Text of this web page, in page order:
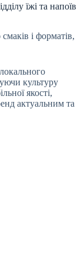
їжі та напоїв
і форматів,
культуру
якості,
актуальним та